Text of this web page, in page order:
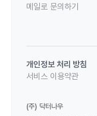
메일로 문의하기
개인정보 처리 방침
서비스 이용약관
(주) 닥터나우